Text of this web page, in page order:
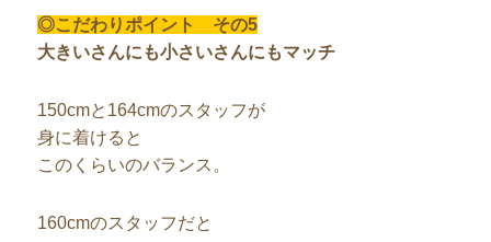
◎こだわりポイント その5
大きいさんにも小さいさんにもマッチ
150cmと164cmのスタッフが
身に着けると
このくらいのバランス。
160cmのスタッフだと